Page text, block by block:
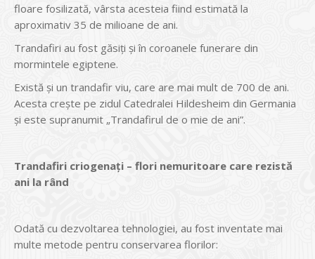
floare fosilizată, vârsta acesteia fiind estimată la
aproximativ 35 de milioane de ani.
Trandafiri au fost găsiţi şi în coroanele funerare din
mormintele egiptene.
Există şi un trandafir viu, care are mai mult de 700 de ani.
Acesta creşte pe zidul Catedralei Hildesheim din Germania
şi este supranumit „Trandafirul de o mie de ani”.
Trandafiri criogenaţi – flori nemuritoare care rezistă
ani la rând
Odată cu dezvoltarea tehnologiei, au fost inventate mai
multe metode pentru conservarea florilor: